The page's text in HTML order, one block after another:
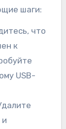
шаги:
что
к
USB-